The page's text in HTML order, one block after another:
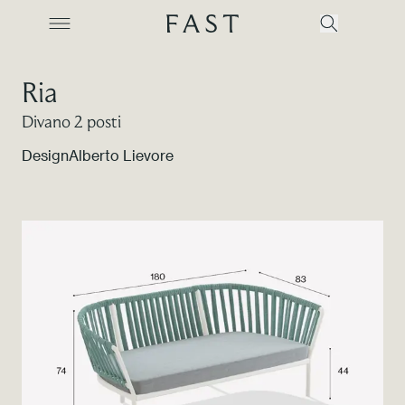
Realizzazioni
Color Revolution
Contatti
Ria
Divano 2 posti
DesignAlberto Lievore